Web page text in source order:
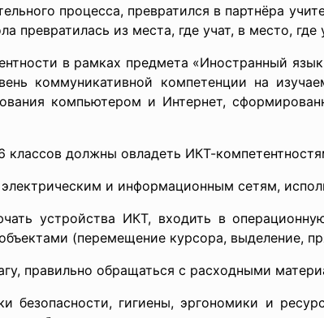
процесса, превратился в партнёра
превратилась из места, где учат, в место, где
в рамках предмета «Иностранный
коммуникативной компетенции на
компьютером и Интернет,
классов должны овладеть ИКТ-
и информационным сетям,
устройства ИКТ, входить в
(перемещение курсора, выделение,
правильно обращаться с расходными
безопасности, гигиены, эргономики и